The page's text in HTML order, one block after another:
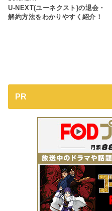
U-NEXT(ユーネクスト)の退会・
解約方法をわかりやすく紹介！
PR